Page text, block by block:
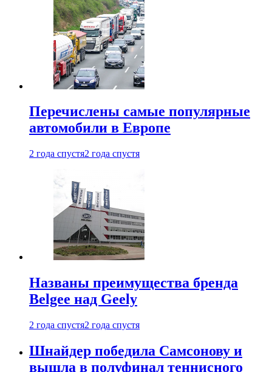
Перечислены самые популярные
автомобили в Европе
2 года спустя2 года спустя
Названы преимущества бренда
Belgee над Geely
2 года спустя2 года спустя
Шнайдер победила Самсонову и
вышла в полуфинал теннисного